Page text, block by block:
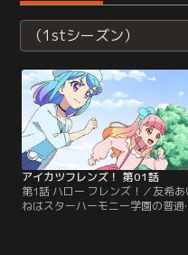
（1stシーズン）
アイカツフレンズ！ 第01話
第1話 ハロー フレンズ！／友希あ
ねはスターハーモニー学園の普通